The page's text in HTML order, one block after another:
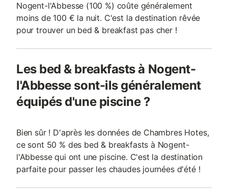
Nogent-l'Abbesse (100 %) coûte généralement
moins de 100 € la nuit. C'est la destination rêvée
pour trouver un bed & breakfast pas cher !
Les bed & breakfasts à Nogent-
l'Abbesse sont-ils généralement
équipés d'une piscine ?
Bien sûr ! D'après les données de Chambres Hotes,
ce sont 50 % des bed & breakfasts à Nogent-
l'Abbesse qui ont une piscine. C'est la destination
parfaite pour passer les chaudes journées d'été !